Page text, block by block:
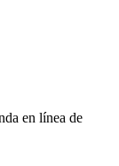
en línea de